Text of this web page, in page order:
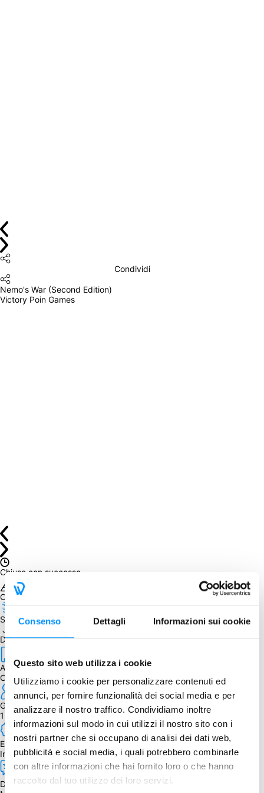
Consenso Dettagli Informazioni sui cookie
Questo sito web utilizza i cookie
Utilizziamo i cookie per personalizzare contenuti ed
annunci, per fornire funzionalità dei social media e per
analizzare il nostro traffico. Condividiamo inoltre
informazioni sul modo in cui utilizzi il nostro sito con i
nostri partner che si occupano di analisi dei dati web,
pubblicità e social media, i quali potrebbero combinarle
con altre informazioni che hai fornito loro o che hanno
raccolto dal tuo utilizzo dei loro servizi.
Condividi
Nemo's War (Second Edition)
Victory Poin Games
Chiuso con successo
Obiettivo raggiunto
Spedizione prevista entro il
January 27, 2023
Dettagli
Autore
Chris Taylor
Giocatori
1 - 4
Edizione
Inglese
Dipendenza dalla lingua